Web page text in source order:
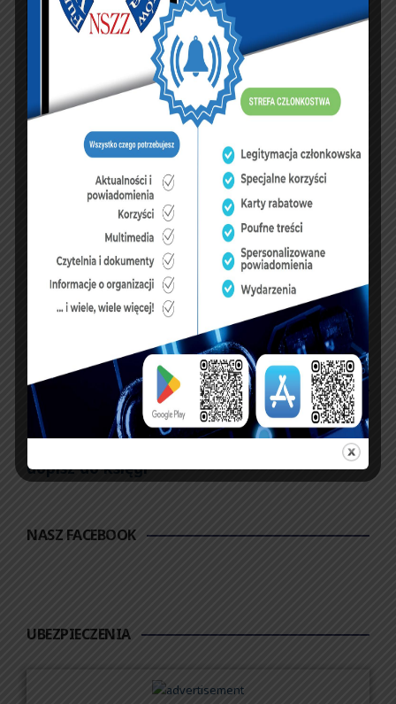
PREVIOUS ARTICLE
Pilny Komunikat
Zarządu Głównego
NEXT ARTICLE
Koniec Akcji
Protestacyjnej –
Komunikat
Podziękowania
KSIĘGA GOŚCI:
Zobacz księgę
dopisz do księgi
NASZ FACEBOOK
UBEZPIECZENIA